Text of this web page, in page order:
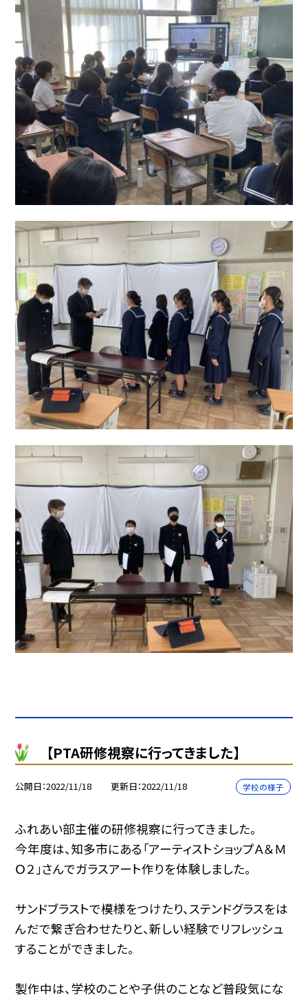
【PTA研修視察に行ってきました】
公開日 2022/11/18 更新日 2022/11/18 学校の様子
ふれあい部主催の研修視察に行ってきました。
今年度は、知多市にある「アーティストショップＡ＆Ｍ
Ｏ２」さんでガラスアート作りを体験しました。
サンドブラストで模様をつけたり、ステンドグラスをは
んだで繋ぎ合わせたりと、新しい経験でリフレッシュ
することができました。
製作中は、学校のことや子供のことなど普段気にな